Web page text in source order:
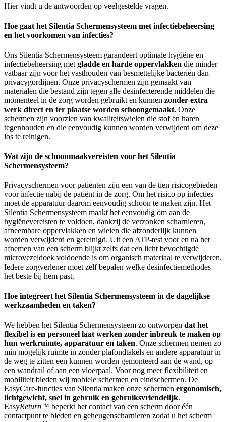
Hier vindt u de antwoorden op veelgestelde vragen.
Hoe gaat het Silentia Schermensysteem met infectiebeheersing
en het voorkomen van infecties?
Ons Silentia Schermensysteem garandeert optimale hygiëne en
infectiebeheersing met gladde en harde oppervlakken die minder
vatbaar zijn voor het vasthouden van besmettelijke bacteriën dan
privacygordijnen. Onze privacyschermen zijn gemaakt van
materialen die bestand zijn tegen alle desinfecterende middelen die
momenteel in de zorg worden gebruikt en kunnen zonder extra
werk direct en ter plaatse worden schoongemaakt. Onze
schermen zijn voorzien van kwaliteitswielen die stof en haren
tegenhouden en die eenvoudig kunnen worden verwijderd om deze
los te reinigen.
Wat zijn de schoonmaakvereisten voor het Silentia
Schermensysteem?
Privacyschermen voor patiënten zijn een van de tien risicogebieden
voor infectie nabij de patiënt in de zorg. Om het risico op infecties
moet de apparatuur daarom eenvoudig schoon te maken zijn. Het
Silentia Schermensysteem maakt het eenvoudig om aan de
hygiënevereisten te voldoen, dankzij de verzonken scharnieren,
afneembare oppervlakken en wielen die afzonderlijk kunnen
worden verwijderd en gereinigd. Uit een ATP-test voor en na het
afnemen van een scherm blijkt zelfs dat een licht bevochtigde
microvezeldoek voldoende is om organisch materiaal te verwijderen.
Iedere zorgverlener moet zelf bepalen welke desinfectiemethodes
het beste bij hem past.
Hoe integreert het Silentia Schermensysteem in de dagelijkse
werkzaamheden en taken?
We hebben het Silentia Schermensysteem zo ontworpen dat het
flexibel is en personeel laat werken zonder inbreuk te maken op
hun werkruimte, apparatuur en taken. Onze schermen nemen zo
min mogelijk ruimte in zonder plafondtakels en andere apparatuur in
de weg te zitten een kunnen worden gemonteerd aan de wand, op
een wandrail of aan een vloerpaal. Voor nog meer flexibiliteit en
mobiliteit bieden wij mobiele schermen en eindschermen. De
EasyCare-functies van Silentia maken onze schermen ergonomisch,
lichtgewicht, snel in gebruik en gebruiksvriendelijk.
EasyReturn™ beperkt het contact van een scherm door één
contactpunt te bieden en geheugenscharnieren zodat u het scherm